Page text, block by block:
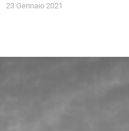
23 Gennaio 2021